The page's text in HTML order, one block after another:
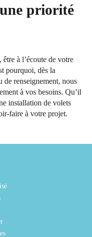
priorité
à l’écoute de votre
pourquoi, dès la
de renseignement, nous
à vos besoins. Qu’il
installation de volets
faire à votre projet.